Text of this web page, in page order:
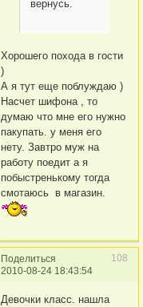
вернусь.
Хорошего похода в гости
)
А я тут еще поблуждаю )
Насчет шифона , то
думаю что мне его нужно
пакупать. у меня его
нету. Завтро муж на
работу поедит а я
побыстренькому тогда
смотаюсь в магазин.
Поделиться
108
2010-08-24 18:43:54
Девочки класс. нашла